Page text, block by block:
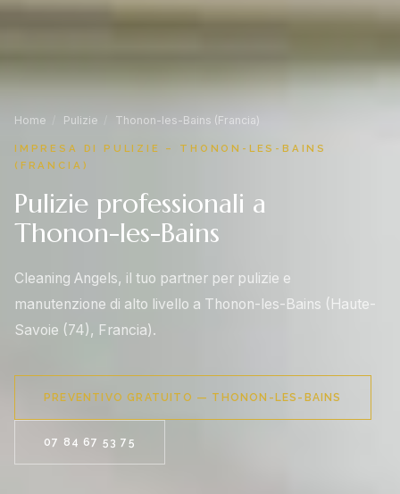
Home Pulizie Thonon-les-Bains (Francia)
IMPRESA DI PULIZIE – THONON-LES-BAINS
(FRANCIA)
Pulizie professionali a
Thonon-les-Bains
Cleaning Angels, il tuo partner per pulizie e
manutenzione di alto livello a Thonon-les-Bains (Haute-
Savoie (74), Francia).
PREVENTIVO GRATUITO — THONON-LES-BAINS
07 84 67 53 75